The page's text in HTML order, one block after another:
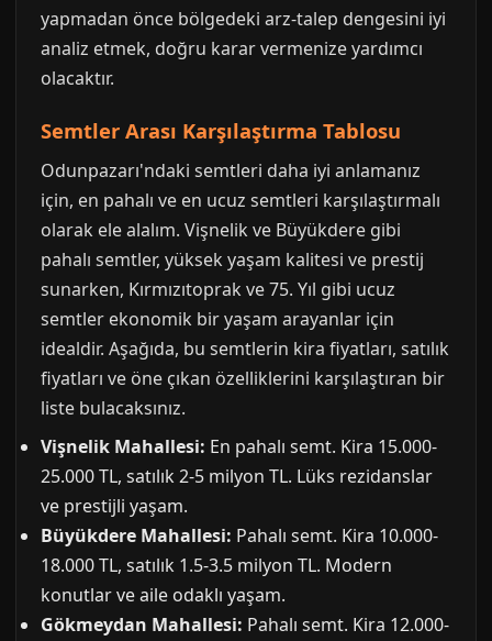
yapmadan önce bölgedeki arz-talep dengesini iyi
analiz etmek, doğru karar vermenize yardımcı
olacaktır.
Semtler Arası Karşılaştırma Tablosu
Odunpazarı'ndaki semtleri daha iyi anlamanız
için, en pahalı ve en ucuz semtleri karşılaştırmalı
olarak ele alalım. Vişnelik ve Büyükdere gibi
pahalı semtler, yüksek yaşam kalitesi ve prestij
sunarken, Kırmızıtoprak ve 75. Yıl gibi ucuz
semtler ekonomik bir yaşam arayanlar için
idealdir. Aşağıda, bu semtlerin kira fiyatları, satılık
fiyatları ve öne çıkan özelliklerini karşılaştıran bir
liste bulacaksınız.
Vişnelik Mahallesi: En pahalı semt. Kira 15.000-
25.000 TL, satılık 2-5 milyon TL. Lüks rezidanslar
ve prestijli yaşam.
Büyükdere Mahallesi: Pahalı semt. Kira 10.000-
18.000 TL, satılık 1.5-3.5 milyon TL. Modern
konutlar ve aile odaklı yaşam.
Gökmeydan Mahallesi: Pahalı semt. Kira 12.000-